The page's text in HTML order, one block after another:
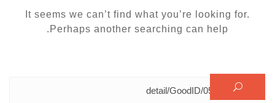
It seems we can’t find what you’re looking for.
Perhaps another searching can help.
البحث عن: